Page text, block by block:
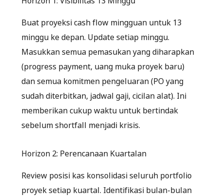
Buat proyeksi cash flow mingguan untuk 13
minggu ke depan. Update setiap minggu.
Masukkan semua pemasukan yang diharapkan
(progress payment, uang muka proyek baru)
dan semua komitmen pengeluaran (PO yang
sudah diterbitkan, jadwal gaji, cicilan alat). Ini
memberikan cukup waktu untuk bertindak
sebelum shortfall menjadi krisis.
Horizon 2: Perencanaan Kuartalan
Review posisi kas konsolidasi seluruh portfolio
proyek setiap kuartal. Identifikasi bulan-bulan